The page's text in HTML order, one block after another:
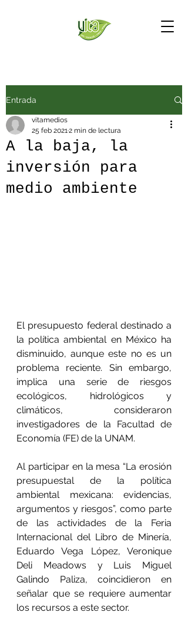
Entrada
A la baja, la
inversión para
medio ambiente
vitamedios
25 feb 20212 min de lectura
El presupuesto federal destinado a
la política ambiental en México ha
disminuido, aunque este no es un
problema reciente. Sin embargo,
implica una serie de riesgos
ecológicos, hidrológicos y
climáticos, consideraron
investigadores de la Facultad de
Economía (FE) de la UNAM.
Al participar en la mesa “La erosión
presupuestal de la política
ambiental mexicana: evidencias,
argumentos y riesgos”, como parte
de las actividades de la Feria
Internacional del Libro de Minería,
Eduardo Vega López, Veronique
Deli Meadows y Luis Miguel
Galindo Paliza, coincidieron en
señalar que se requiere aumentar
los recursos a este sector.